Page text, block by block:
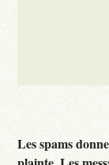
Les spams